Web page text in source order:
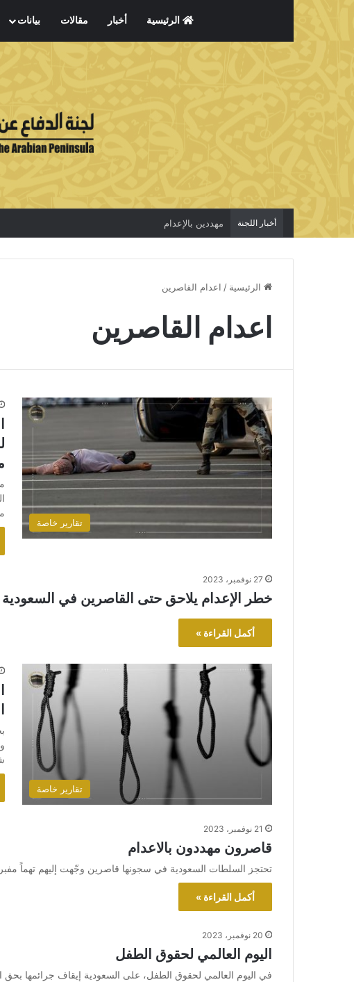
الرئيسية أخبار مقالات بيانات
أخبار اللجنة مهددين بالإعدام
الرئيسية / اعدام القاصرين
اعدام القاصرين
تقارير خاصة
27 نوفمبر، 2023
خطر الإعدام يلاحق حتى القاصرين في السعودية
أكمل القراءة »
تقارير خاصة
21 نوفمبر، 2023
قاصرون مهددون بالاعدام
تحتجز السلطات السعودية في سجونها قاصرين وجّهت إليهم تهماً
أكمل القراءة »
20 نوفمبر، 2023
اليوم العالمي لحقوق الطفل
في اليوم العالمي لحقوق الطفل، على السعودية إيقاف جرائمها بحق